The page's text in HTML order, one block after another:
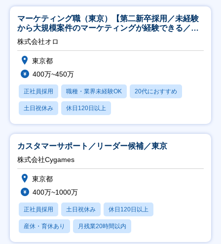
マーケティング職（東京）【第二新卒採用／未経験
から大規模案件のマーケティングが経験できる／研
修充実】
株式会社オロ
東京都
400万~450万
正社員採用 職種・業界未経験OK 20代におすすめ
土日祝休み 休日120日以上
カスタマーサポート／リーダー候補／東京
株式会社Cygames
東京都
400万~1000万
正社員採用 土日祝休み 休日120日以上
産休・育休あり 月残業20時間以内